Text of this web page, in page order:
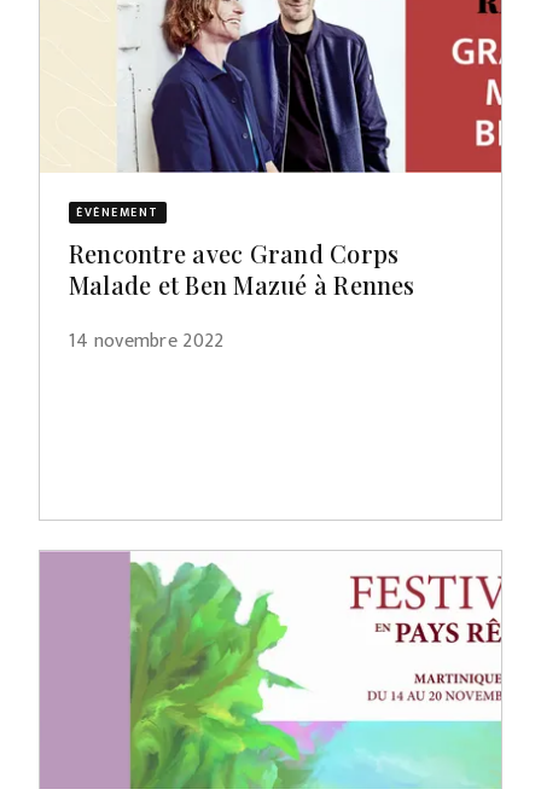
ÉVÈNEMENT
Rencontre avec Grand Corps
Malade et Ben Mazué à Rennes
14 novembre 2022